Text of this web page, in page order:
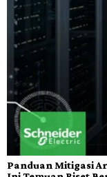
Panduan Mitigasi